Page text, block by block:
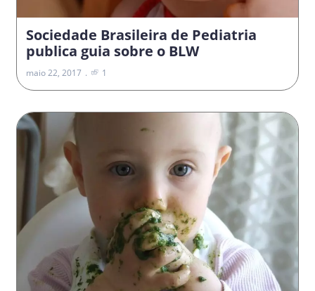
Sociedade Brasileira de Pediatria
publica guia sobre o BLW
maio 22, 2017 1